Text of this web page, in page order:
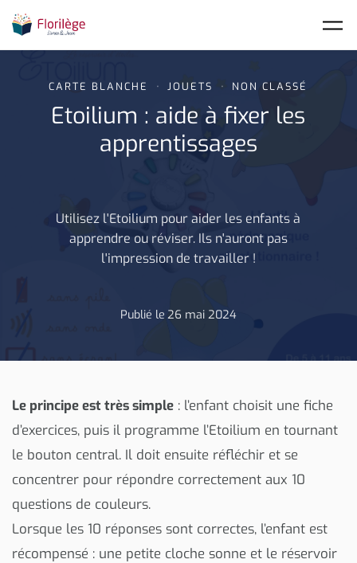
CARTE BLANCHE JOUETS NON CLASSÉ
Etoilium : aide à fixer les
apprentissages
Utilisez l'Etoilium pour aider les enfants à
apprendre ou réviser. Ils n'auront pas
l'impression de travailler !
Publié le 26 mai 2024
Le principe est très simple : l’enfant choisit une fiche
d’exercices, puis il programme l’Etoilium en tournant
le bouton central. Il doit ensuite réfléchir et se
concentrer pour répondre correctement aux 10
questions de couleurs.
Lorsque les 10 réponses sont correctes, l’enfant est
récompensé : une petite cloche sonne et le réservoir